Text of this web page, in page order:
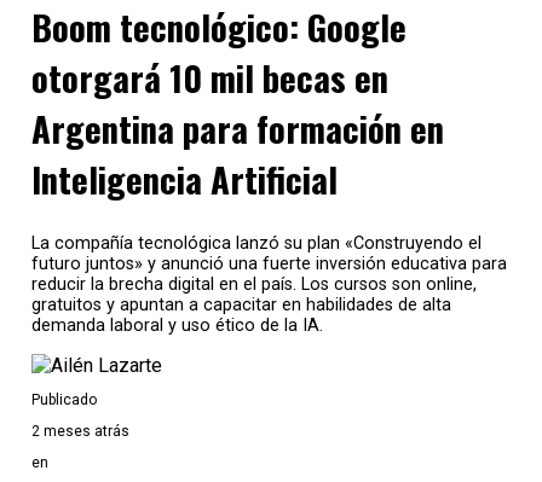
Temas relacionados:
Siguente
WhatsApp: cómo conocer la ubicación de un contacto en caso
Anterior
Celulares: ¿cuál es el precio promedio de un celular en
Boom tecnológico: Google
otorgará 10 mil becas en
Argentina para formación en
Inteligencia Artificial
La compañía tecnológica lanzó su plan «Construyendo el
futuro juntos» y anunció una fuerte inversión educativa para
reducir la brecha digital en el país. Los cursos son online,
gratuitos y apuntan a capacitar en habilidades de alta
demanda laboral y uso ético de la IA.
Publicado
2 meses atrás
en